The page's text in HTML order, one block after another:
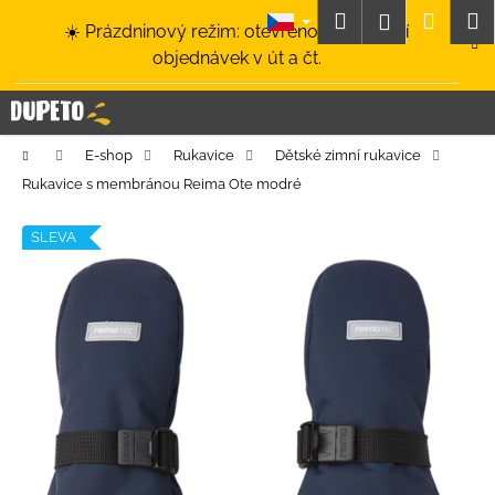
☀️ Prázdninový režim: otevřeno a odesílání
objednávek v út a čt.
HledatPřihlášení
Domů E-shop Rukavice
Dětské zimní rukavice
Rukavice s membránou Reima Ote modré
SLEVA
í
k C
o
p
t